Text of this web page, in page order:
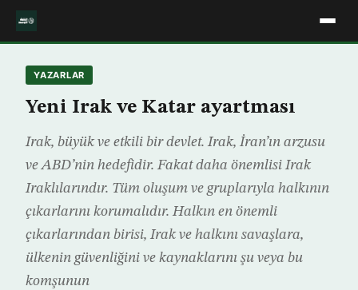
YAZARLAR
Yeni Irak ve Katar ayartması
Irak, büyük ve etkili bir devlet. Irak, İran’ın arzusu
ve ABD’nin hedefidir. Fakat daha önemlisi Irak
Iraklılarındır. Tüm oluşum ve gruplarıyla halkının
çıkarlarını korumalıdır. Halkın en önemli
çıkarlarından birisi, Irak ve halkını savaşlara,
ülkenin güvenliğini ve kaynaklarını şu veya bu
komşunun